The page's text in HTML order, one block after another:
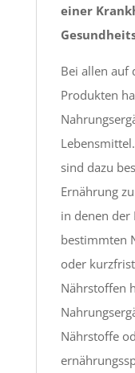
einer
Bei allen auf
Produkten
sind dazu
Ernährung
in denen der
bestimmten
oder
Nährstoffen
Nährstoffe